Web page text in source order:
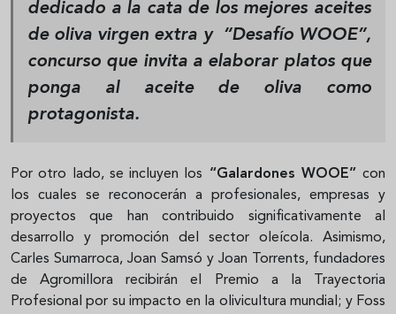
dedicado a la cata de los mejores aceites
de oliva virgen extra y “Desafío WOOE”,
concurso que invita a elaborar platos que
ponga al aceite de oliva como
protagonista.
Por otro lado, se incluyen los “Galardones WOOE” con
los cuales se reconocerán a profesionales, empresas y
proyectos que han contribuido significativamente al
desarrollo y promoción del sector oleícola. Asimismo,
Carles Sumarroca, Joan Samsó y Joan Torrents, fundadores
de Agromillora recibirán el Premio a la Trayectoria
Profesional por su impacto en la olivicultura mundial; y Foss